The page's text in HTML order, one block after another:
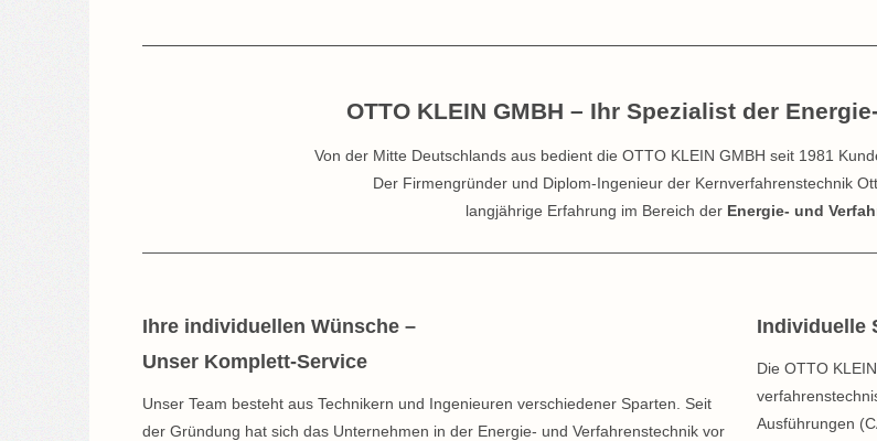
OTTO KLEIN GMBH – Ihr Spezialist der
Von der Mitte Deutschlands aus bedient die OTTO KLEIN GMBH seit 1981
Der Firmengründer und Diplom-Ingenieur der Kernverfahrenstechnik
langjährige Erfahrung im Bereich der Energie- und
Ihre individuellen Wünsche –
Unser Komplett-Service
Unser Team besteht aus Technikern und Ingenieuren verschiedener Sparten. Seit
der Gründung hat sich das Unternehmen in der Energie- und Verfahrenstechnik vor
Individuelle
Die OTTO
Ausführungen